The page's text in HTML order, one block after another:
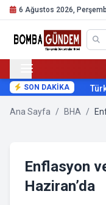
6 Ağustos 2026,
SON DAKİKA
Ana Sayfa / BHA /
Enflasyon
Haziran’da